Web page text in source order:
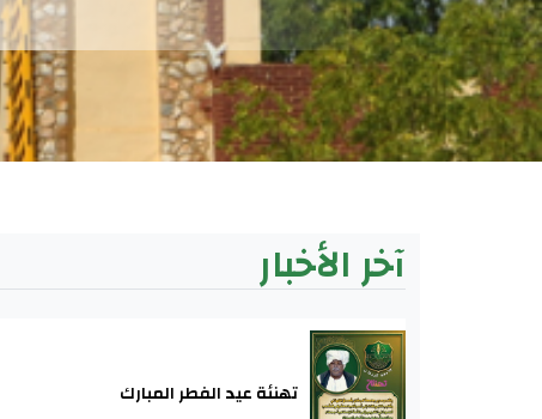
آخر الأخبار
تهنئة عيد الفطر المبارك